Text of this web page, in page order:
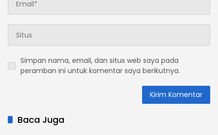
Simpan nama, email, dan situs web saya pada
peramban ini untuk komentar saya berikutnya.
Baca Juga